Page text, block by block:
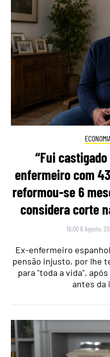
“Fui
enfermeiro com
reformou-se 6
considera corte
16:00 6 Agosto,
Ex-enfermeiro
pensão injusto, por lhe
para "toda a vida",
antes da